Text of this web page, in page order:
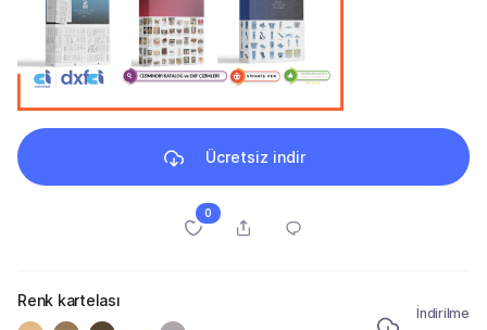
Ücretsiz indir
0
Renk kartelası
İndirilme